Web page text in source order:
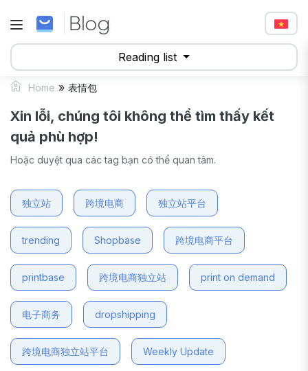
Reading list
Home » 表情包
Xin lỗi, chúng tôi không thể tìm thấy kết
quả phù hợp!
Hoặc duyệt qua các tag bạn có thể quan tâm.
独立站 跨境电商 独立站平台
trending Shopbase 跨境电商平台
printbase 跨境电商独立站 print on demand
电子商务 dropshipping
跨境电商独立站平台 Weekly Update